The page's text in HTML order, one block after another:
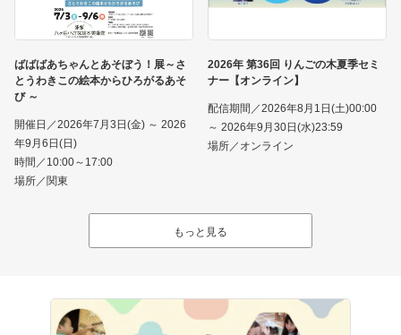
ばばばあちゃんとあそぼう！展～さ
とうわきこの絵本からひろがるあそ
び ～
開催日／2026年7月3日(金) ～ 2026
年9月6日(日)
時間／10:00～17:00
場所／関東
2026年 第36回 りんごの木夏季セミ
ナー【オンライン】
配信期間／2026年8月1日(土)00:00
～ 2026年9月30日(水)23:59
場所／オンライン
もっと見る